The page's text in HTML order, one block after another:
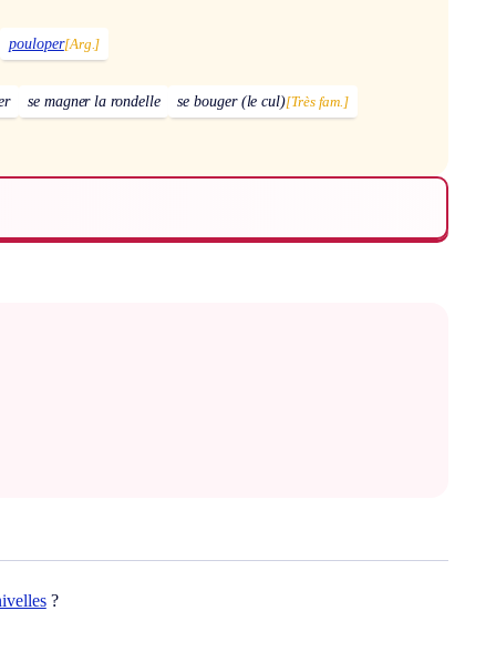
pouloper[Arg.]
se magner la rondelle se bouger (le cul)[Très fam.]
?